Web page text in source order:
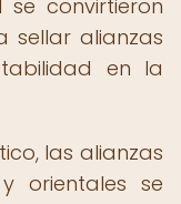
convirtieron
sellar alianzas
en la
las alianzas
orientales se